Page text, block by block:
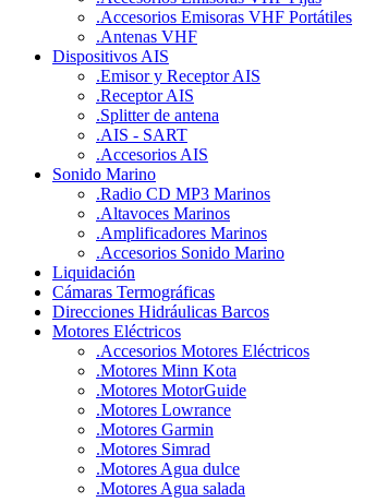
.Accesorios Emisoras VHF Portátiles
.Antenas VHF
Dispositivos AIS
.Emisor y Receptor AIS
.Receptor AIS
.Splitter de antena
.AIS - SART
.Accesorios AIS
Sonido Marino
.Radio CD MP3 Marinos
.Altavoces Marinos
.Amplificadores Marinos
.Accesorios Sonido Marino
Liquidación
Cámaras Termográficas
Direcciones Hidráulicas Barcos
Motores Eléctricos
.Accesorios Motores Eléctricos
.Motores Minn Kota
.Motores MotorGuide
.Motores Lowrance
.Motores Garmin
.Motores Simrad
.Motores Agua dulce
.Motores Agua salada